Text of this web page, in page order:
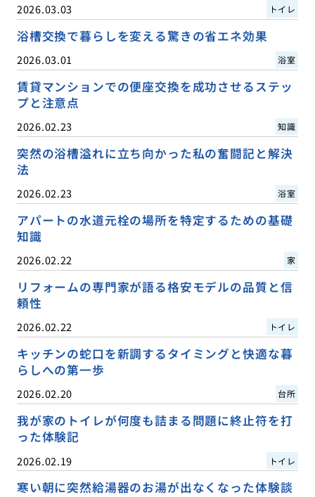
2026.03.03 トイレ
浴槽交換で暮らしを変える驚きの省エネ効果
2026.03.01 浴室
賃貸マンションでの便座交換を成功させるステッ
プと注意点
2026.02.23 知識
突然の浴槽溢れに立ち向かった私の奮闘記と解決
法
2026.02.23 浴室
アパートの水道元栓の場所を特定するための基礎
知識
2026.02.22 家
リフォームの専門家が語る格安モデルの品質と信
頼性
2026.02.22 トイレ
キッチンの蛇口を新調するタイミングと快適な暮
らしへの第一歩
2026.02.20 台所
我が家のトイレが何度も詰まる問題に終止符を打
った体験記
2026.02.19 トイレ
寒い朝に突然給湯器のお湯が出なくなった体験談